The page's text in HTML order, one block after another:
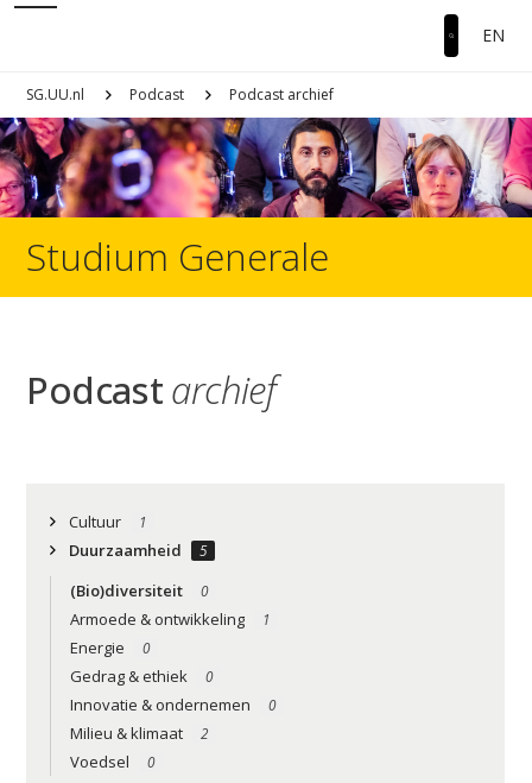
EN
SG.UU.nl Podcast Podcast archief
Studium Generale
Podcastarchief
Cultuur 1
Duurzaamheid 5
(Bio)diversiteit 0
Armoede & ontwikkeling 1
Energie 0
Gedrag & ethiek 0
Innovatie & ondernemen 0
Milieu & klimaat 2
Voedsel 0